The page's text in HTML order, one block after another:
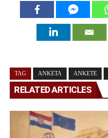
TAG ANKETA ANKETE
RELATED ARTICLES